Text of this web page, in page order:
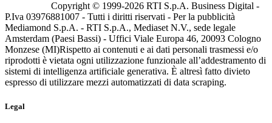
Copyright © 1999-2026 RTI S.p.A. Business Digital -
P.Iva 03976881007 - Tutti i diritti riservati - Per la pubblicità
Mediamond S.p.A. - RTI S.p.A., Mediaset N.V., sede legale
Amsterdam (Paesi Bassi) - Uffici Viale Europa 46, 20093 Cologno
Monzese (MI)Rispetto ai contenuti e ai dati personali trasmessi e/o
riprodotti è vietata ogni utilizzazione funzionale all’addestramento di
sistemi di intelligenza artificiale generativa. È altresì fatto divieto
espresso di utilizzare mezzi automatizzati di data scraping.
Legal